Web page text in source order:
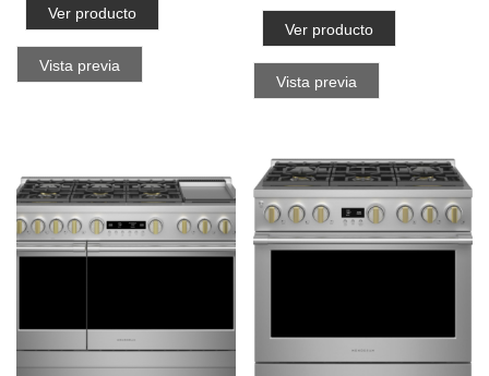
Ver producto
Vista previa
Ver producto
Vista previa